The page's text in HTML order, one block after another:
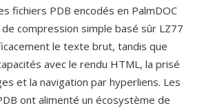
fichiers PDB encodés en PalmDOC
compression simple basé sûr LZ77
le texte brut, tandis que
avec le rendu HTML, la prisé
et la navigation par hyperliens. Les
ont alimenté un écosystème de